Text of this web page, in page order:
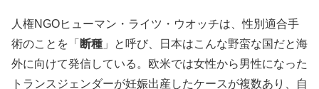
人権NGOヒューマン・ライツ・ウオッチは、性別適合手
術のことを「 断種 」と呼び、日本はこんな野蛮な国だと海
外に向けて発信している。欧米では女性から男性になった
トランスジェンダーが妊娠出産したケースが複数あり、自